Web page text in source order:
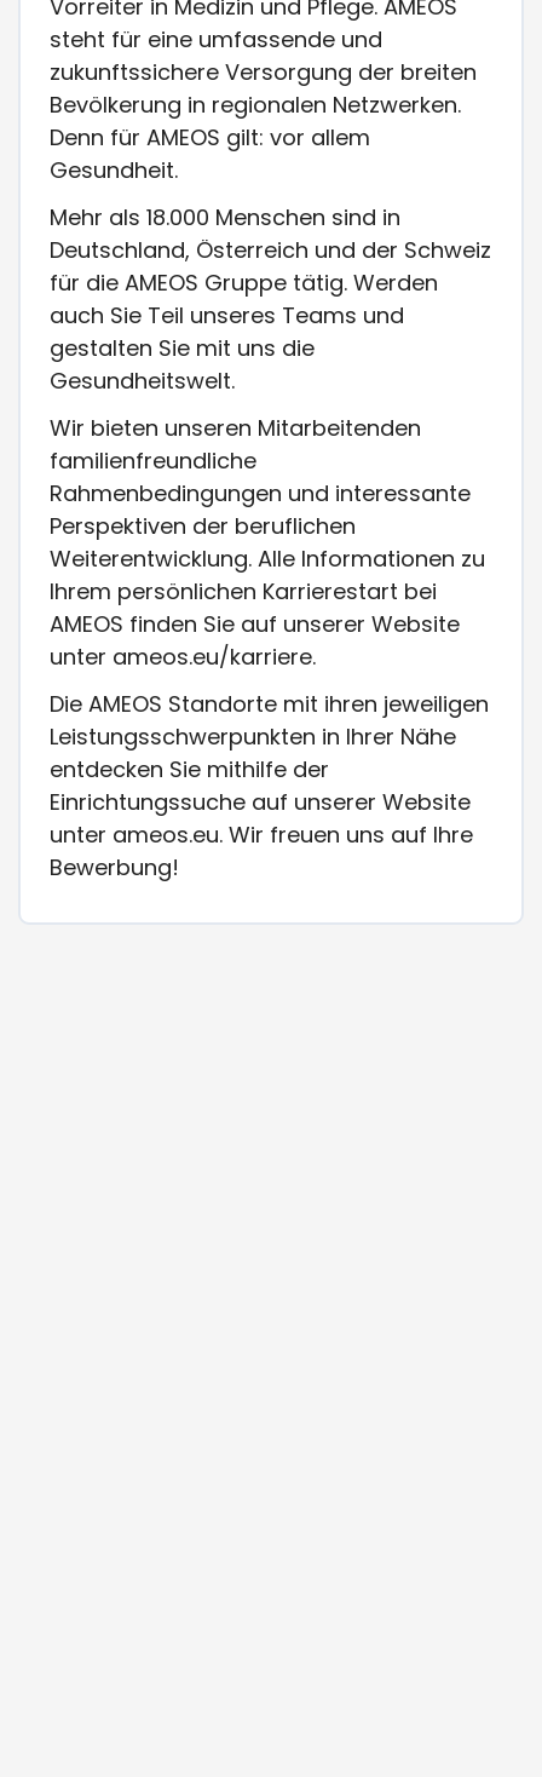
Vorreiter in Medizin und Pflege. AMEOS
steht für eine umfassende und
zukunftssichere Versorgung der breiten
Bevölkerung in regionalen Netzwerken.
Denn für AMEOS gilt: vor allem
Gesundheit.
Mehr als 18.000 Menschen sind in
Deutschland, Österreich und der Schweiz
für die AMEOS Gruppe tätig. Werden
auch Sie Teil unseres Teams und
gestalten Sie mit uns die
Gesundheitswelt.
Wir bieten unseren Mitarbeitenden
familienfreundliche
Rahmenbedingungen und interessante
Perspektiven der beruflichen
Weiterentwicklung. Alle Informationen zu
Ihrem persönlichen Karrierestart bei
AMEOS finden Sie auf unserer Website
unter ameos.eu/karriere.
Die AMEOS Standorte mit ihren jeweiligen
Leistungsschwerpunkten in Ihrer Nähe
entdecken Sie mithilfe der
Einrichtungssuche auf unserer Website
unter ameos.eu. Wir freuen uns auf Ihre
Bewerbung!